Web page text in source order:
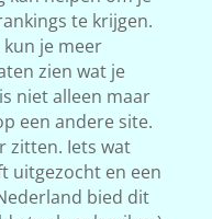
te krijgen.
je meer
zien wat je
niet alleen maar
een andere site.
zitten. Iets wat
uitgezocht en een
bied dit